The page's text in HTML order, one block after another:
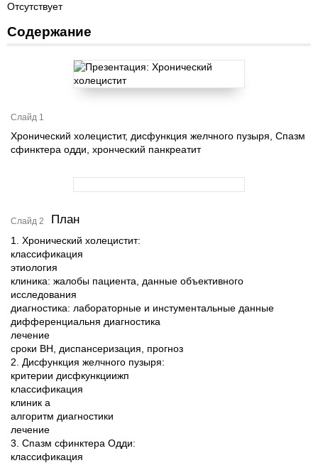
Отсутствует
Содержание
Слайд 1
Хронический холецистит, дисфункция желчного пузыря, Спазм
сфинктера одди, хронческий панкреатит
Слайд 2 План
1. Хронический холецистит:
классификация
этиология
клиника: жалобы пациента, данные объективного
исследования
диагностика: лабораторные и инстументальные данные
дифференциальня диагностика
лечение
сроки ВН, диспансеризация, прогноз
2. Дисфункция желчного пузыря:
критерии дисфкункциижп
классификация
клиник а
алгоритм диагностики
лечение
3. Спазм сфинктера Одди:
классификация